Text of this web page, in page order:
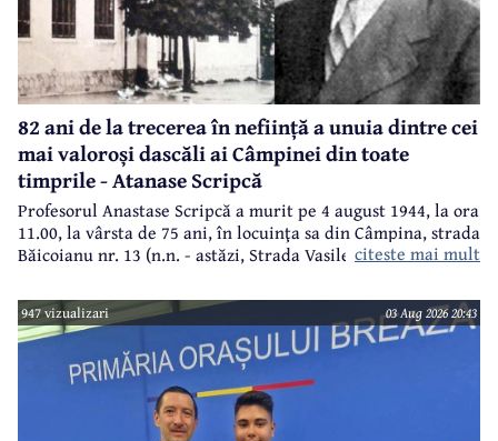
82 ani de la trecerea în neființă a unuia dintre cei
mai valoroși dascăli ai Câmpinei din toate
timprile - Atanase Scripcă
Profesorul Anastase Scripcă a murit pe 4 august 1944, la ora
11.00, la vârsta de 75 ani, în locuinţa sa din Câmpina, strada
Băicoianu nr. 13 (n.n. - astăzi, Strada Vasile Alecsandri).
Ulterior, meşterul popular Nicolae Goage aşează aici, în
memoria sa şi a soţiei, Maria Scripcă, o troiţă din lemn
sculptat,care astăzi, din păcate, nu mai există.
citeste mai mult
947 vizualizari 03 Aug 2026 20:43